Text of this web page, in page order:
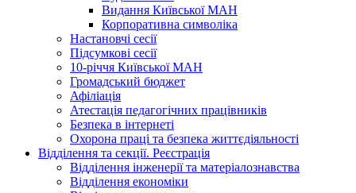
Видання Київської МАН
Корпоративна символіка
Настановчі сесії
Підсумкові сесії
10-річчя Київської МАН
Громадський бюджет
Афіліація
Атестація педагогічних працівників
Безпека в інтернеті
Охорона праці та безпека життєдіяльності
Відділення та секції. Реєстрація
Відділення інженерії та матеріалознавства
Відділення економіки